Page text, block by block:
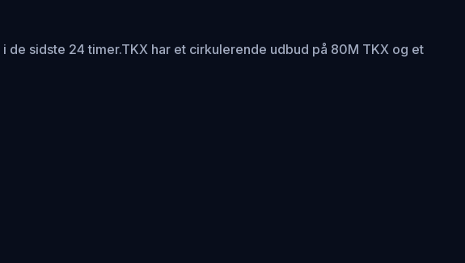
i de sidste 24 timer.TKX har et cirkulerende udbud på 80M TKX og et